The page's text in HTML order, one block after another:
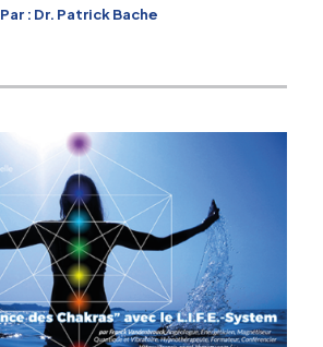
Par : Dr. Patrick Bache